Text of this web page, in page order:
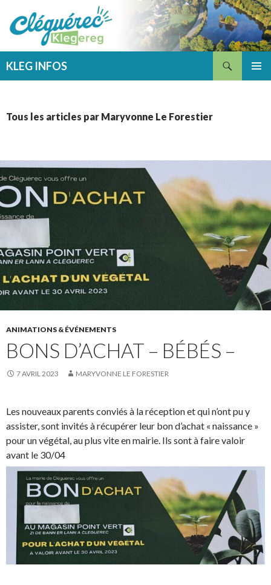
KLEG INFOS
Tous les articles par Maryvonne Le Forestier
ANIMATIONS & ÉVÉNEMENTS
BONS D’ACHAT – BÉBÉS –
7 AVRIL 2023 MARYVONNE LE FORESTIER
Les nouveaux parents conviés à la réception et qui n’ont pu y
assister, sont invités à récupérer leur bon d’achat « naissance »
pour un végétal, au plus vite en mairie. Ils sont à faire valoir
avant le 30/04